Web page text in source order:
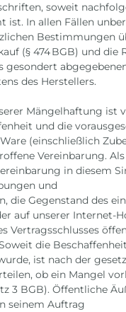
soweit
ist. In allen Fällen
Bestimmungen
(§ 474 BGB) und die
gesondert
des Herstellers.
Mängelhaftung ist
und die
(einschließlich
Vereinbarung. Als
in diesem
und
die Gegenstand des
auf unserer Internet-
Vertragsschlusses
die Beschaffenheit
ist nach der
ob ein Mangel
3 BGB). Öffentliche
seinem Auftrag